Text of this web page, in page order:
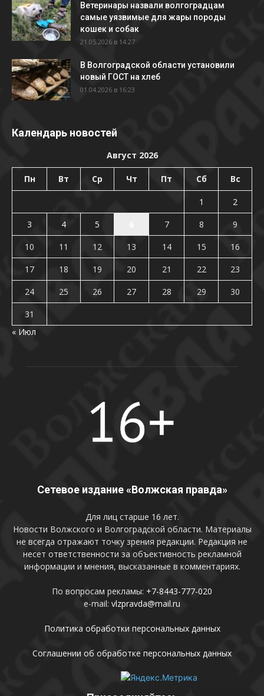
Ветеринары назвали волгоградцам
самые уязвимые для жары породы
кошек и собак
21.05.2026 в 14:27
В Волгоградской области установили
новый ГОСТ на хлеб
01.04.2026 в 16:23
Календарь новостей
Август 2026
Пн Вт Ср Чт Пт Сб Вс
1
2
3
4 5 7 8
9
10
11 12 13 14 15
16
17
18 19 20 21 22
23
24
25 26 27 28 29
30
31
« Июл
Сетевое издание «Волжская правда»
Для лиц старше 16 лет.
Новости Волжского и Волгоградской области. Материалы
не всегда отражают точку зрения редакции. Редакция не
несет ответственности за объективность рекламной
информации и мнения, высказанные в комментариях.
По вопросам рекламы: +7-8443-777-020
e-mail: vlzpravda@mail.ru
Политика обработки персональных данных
Соглашении об обработке персональных данных